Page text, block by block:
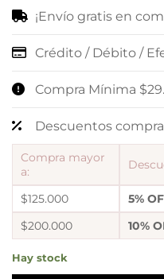
¡Envío gratis en
Crédito / Débito /
Compra Mínima
Descuentos
Compra mayor
a:
$125.000
5%
$200.000
10%
Hay stock